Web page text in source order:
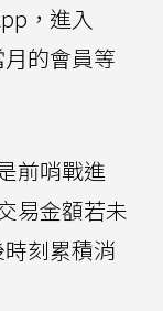
，進入
月的會員等
前哨戰進
易金額若未
刻累積消